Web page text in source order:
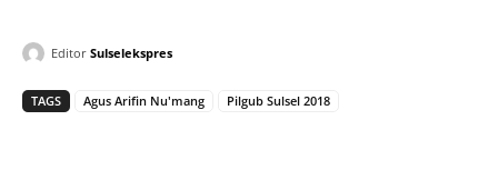
Editor Sulselekspres
TAGS Agus Arifin Nu'mang Pilgub Sulsel 2018